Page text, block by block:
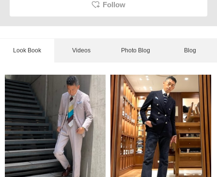
Follow
Look Book Videos Photo Blog Blog